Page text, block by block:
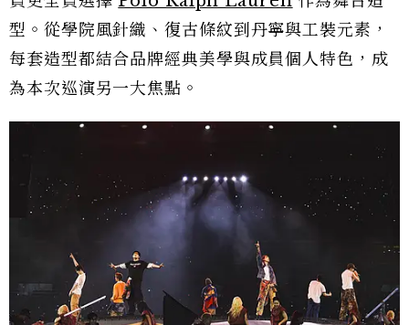
型。從學院風針織、復古條紋到丹寧與工裝元素，
每套造型都結合品牌經典美學與成員個人特色，成
為本次巡演另一大焦點。